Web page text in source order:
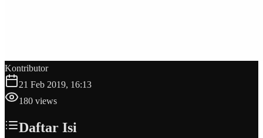
Kontributor
21 Feb 2019, 16:13
180 views
Daftar Isi